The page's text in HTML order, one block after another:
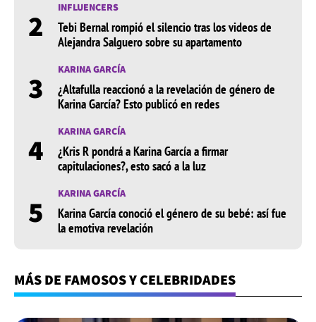
2 INFLUENCERS
Tebi Bernal rompió el silencio tras los videos de
Alejandra Salguero sobre su apartamento
3 KARINA GARCÍA
¿Altafulla reaccionó a la revelación de género de
Karina García? Esto publicó en redes
4 KARINA GARCÍA
¿Kris R pondrá a Karina García a firmar
capitulaciones?, esto sacó a la luz
5 KARINA GARCÍA
Karina García conoció el género de su bebé: así fue
la emotiva revelación
MÁS DE FAMOSOS Y CELEBRIDADES